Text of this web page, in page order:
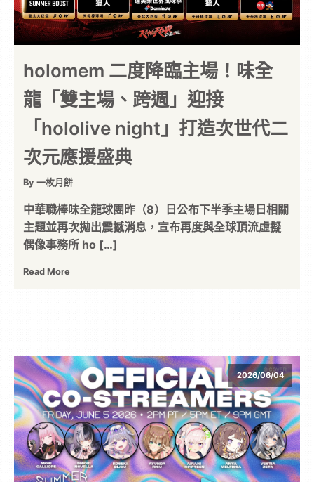
holomem 二度降臨主場！味全
龍「雙主場、跨週」迎接
「hololive night」打造次世代二
次元應援盛典
By 一枚月餅
中華職棒味全龍球團昨（8）日公布下半季主場日相關
主題並再次拋出震撼消息，宣布再度與全球頂流虛擬
偶像事務所 ho […]
Read More
2026/06/04